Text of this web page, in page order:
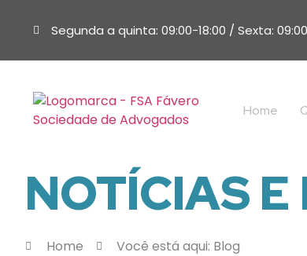
Segunda a quinta: 09:00-18:00 / Sexta:
Home
NOTÍCIAS
Home Você está aqui: Blog